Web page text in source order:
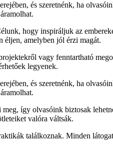
és szeretnénk, ha
hogy inspiráljuk az
éljen, amelyben jól érzi magát.
vagy fenntartható
legyenek.
és szeretnénk, ha
így olvasóink biztosak
valóra váltsák.
találkoznak. Minden